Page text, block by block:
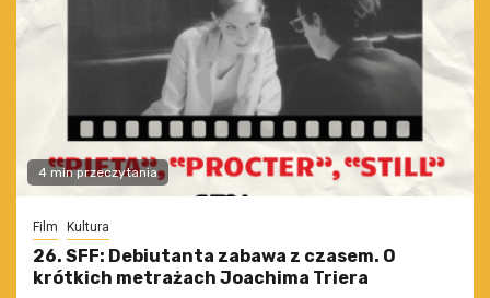
4 min przeczytania
Film Kultura
26. SFF: Debiutanta zabawa z czasem. O
krótkich metrażach Joachima Triera